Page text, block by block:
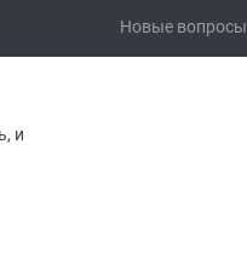
Новые вопросы
и